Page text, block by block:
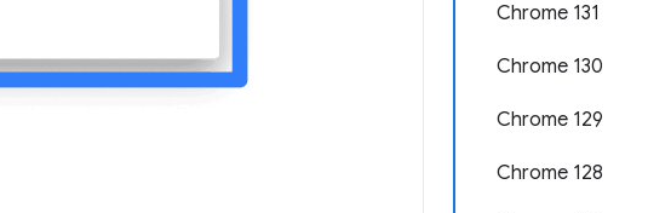
Chrome 131
Chrome 130
Chrome 129
Chrome 128